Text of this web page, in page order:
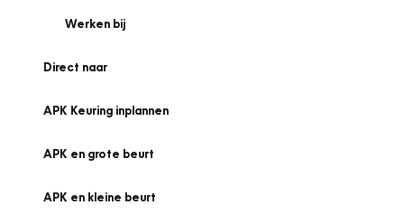
Werken bij
Direct naar
APK Keuring inplannen
APK en grote beurt
APK en kleine beurt